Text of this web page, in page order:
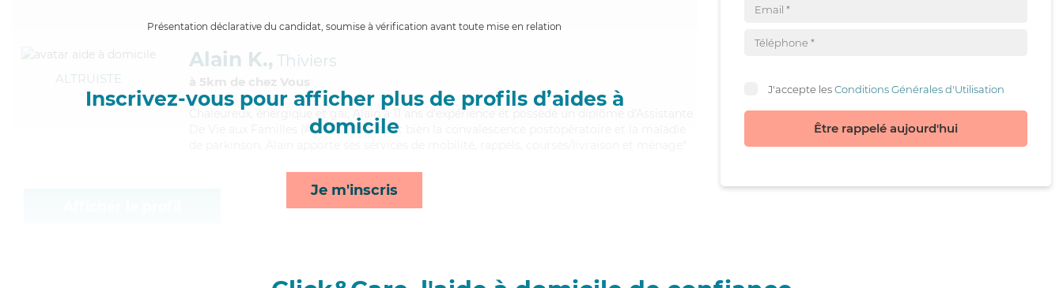
Présentation déclarative du candidat, soumise à vérification avant toute mise en relation
Inscrivez-vous pour afficher plus de profils d’aides à
domicile
Je m'inscris
ALTRUISTE
Alain K., Thiviers
à 5km de chez Vous
Chaleureux
, énergique et gai, Alain a 11 ans d'expérience et possède un diplôme d'Assistante
De Vie aux Familles (ADVF). Maitrisant bien la convalescence postopératoire et la maladie
J'accepte lesConditions Générales d'Utilisation
Être rappelé aujourd'hui